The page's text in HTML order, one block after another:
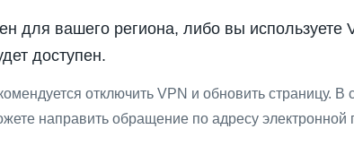
для вашего региона, либо вы используете
доступен.
отключить VPN и обновить страницу. В
направить обращение по адресу электронной